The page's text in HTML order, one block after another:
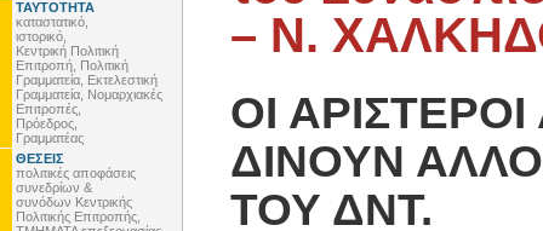
ΤΑΥΤΟΤΗΤΑ
καταστατικό,
ιστορικό,
Κεντρική Πολιτική
Επιτροπή, Πολιτική
Γραμματεία, Εκτελεστική
Γραμματεία, Νομαρχιακές
Επιτροπές,
Πρόεδρος,
Γραμματέας
ΘΕΣΕΙΣ
πολιτικές αποφάσεις
συνεδρίων &
συνόδων Κεντρικής
Πολιτικής Επιτροπής,
– Ν.
ΟΙ
ΔΙΝΟΥΝ
ΤΟΥ ΔΝΤ.